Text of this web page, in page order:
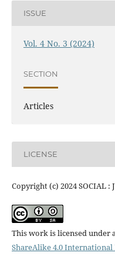
ISSUE
Vol. 4 No. 3 (2024)
SECTION
Articles
LICENSE
Copyright (c) 2024 SOCIAL
This work is licensed under
ShareAlike 4.0 International